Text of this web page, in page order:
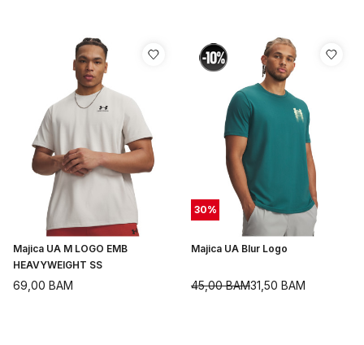
Majica UA M LOGO EMB
HEAVYWEIGHT SS
69,00 BAM
30%
Majica UA Blur Logo
31,50 BAM
45,00BAM